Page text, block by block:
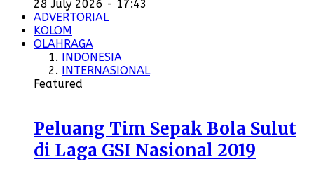
28 July 2026 - 17:43
ADVERTORIAL
KOLOM
OLAHRAGA
INDONESIA
INTERNASIONAL
Featured
Peluang Tim Sepak Bola Sulut
di Laga GSI Nasional 2019